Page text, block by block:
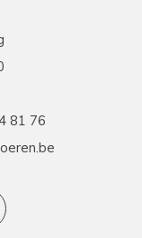
81 76